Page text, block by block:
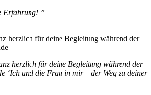
Erfahrung! ”
herzlich für deine Begleitung während der
herzlich für deine Begleitung während der
‘Ich und die Frau in mir – der Weg zu deiner